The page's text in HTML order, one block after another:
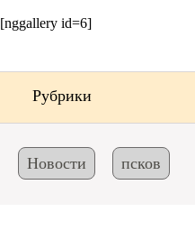
[nggallery id=6]
Рубрики
Новости псков